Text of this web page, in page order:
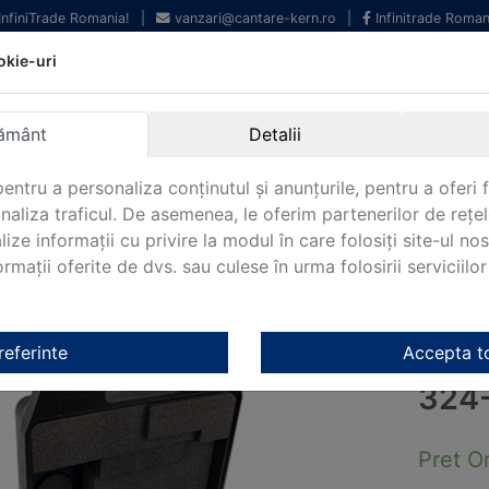
Romania! vanzari@cantare-kern.ro Infinitrade
Echipamente profesionale
Oriunde in Romania.
NOUTATI 2024! KERN&SOHN 180 CONTACT
Kern/ OIML F1 Kern/ Set de greutati KERN 324-064
SET
Pret
uri
Detalii
a personaliza conținutul și anunțurile, pentru a oferi
traficul. De asemenea, le oferim partenerilor de
informații cu privire la modul în care folosiți site-ul
oferite de dvs. sau culese în urma folosirii serviciilor
Accepta